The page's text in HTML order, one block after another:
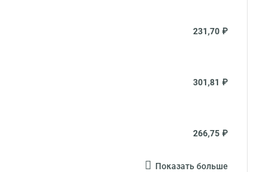
231,70 ₽
301,81 ₽
266,75 ₽
Показать больше